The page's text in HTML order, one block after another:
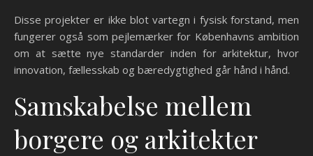
Disse projekter er ikke blot vartegn i fysisk forstand, men
fungerer også som pejlemærker for Københavns ambition
om at sætte nye standarder inden for arkitektur, hvor
innovation, fællesskab og bæredygtighed går hånd i hånd.
Samskabelse mellem
borgere og arkitekter